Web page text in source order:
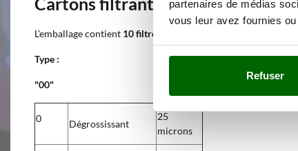
partenaires de médias
vous leur avez fournies
Refuser
L'emballage contient 10 filtres 20x10
Type :
"00"
0 Dégrossissant
25
microns